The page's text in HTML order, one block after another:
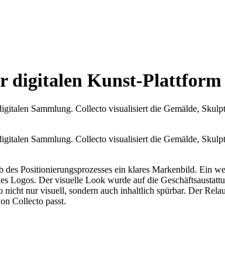
digitalen Kunst-Plattform
Sammlung. Collecto visualisiert die Gemälde,
Sammlung. Collecto visualisiert die Gemälde,
Positionierungsprozesses ein klares Markenbild. Ein
Logos. Der visuelle Look wurde auf die
nur visuell, sondern auch inhaltlich spürbar. Der
Collecto passt.